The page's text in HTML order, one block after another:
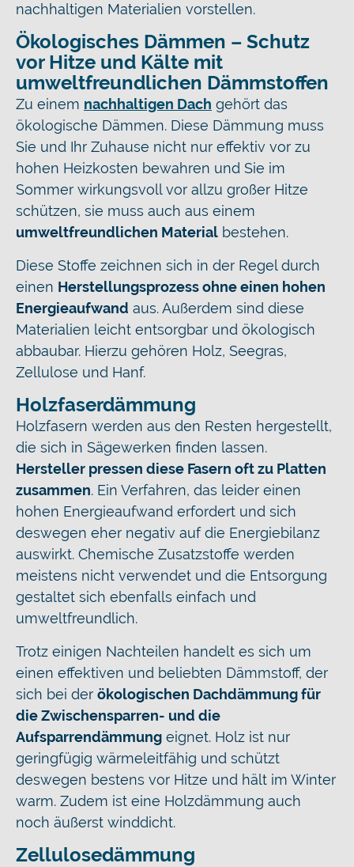
nachhaltigen Materialien vorstellen.
Ökologisches Dämmen – Schutz
vor Hitze und Kälte mit
umweltfreundlichen Dämmstoffen
Zu einem nachhaltigen Dach gehört das
ökologische Dämmen. Diese Dämmung muss
Sie und Ihr Zuhause nicht nur effektiv vor zu
hohen Heizkosten bewahren und Sie im
Sommer wirkungsvoll vor allzu großer Hitze
schützen, sie muss auch aus einem
umweltfreundlichen Material bestehen.
Diese Stoffe zeichnen sich in der Regel durch
einen Herstellungsprozess ohne einen hohen
Energieaufwand aus. Außerdem sind diese
Materialien leicht entsorgbar und ökologisch
abbaubar. Hierzu gehören Holz, Seegras,
Zellulose und Hanf.
Holzfaserdämmung
Holzfasern werden aus den Resten hergestellt,
die sich in Sägewerken finden lassen.
Hersteller pressen diese Fasern oft zu Platten
zusammen. Ein Verfahren, das leider einen
hohen Energieaufwand erfordert und sich
deswegen eher negativ auf die Energiebilanz
auswirkt. Chemische Zusatzstoffe werden
meistens nicht verwendet und die Entsorgung
gestaltet sich ebenfalls einfach und
umweltfreundlich.
Trotz einigen Nachteilen handelt es sich um
einen effektiven und beliebten Dämmstoff, der
sich bei der ökologischen Dachdämmung für
die Zwischensparren- und die
Aufsparrendämmung eignet. Holz ist nur
geringfügig wärmeleitfähig und schützt
deswegen bestens vor Hitze und hält im Winter
warm. Zudem ist eine Holzdämmung auch
noch äußerst winddicht.
Zellulosedämmung